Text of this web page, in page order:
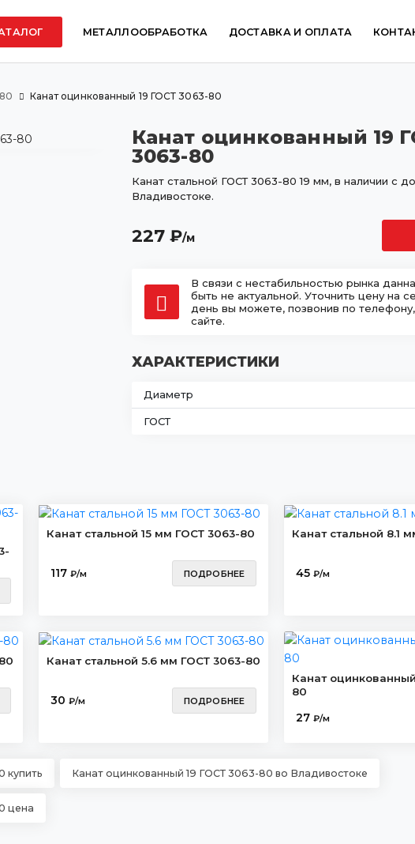
МЕТАЛЛООБРАБОТКА ДОСТАВКА И ОПЛАТА
Канат оцинкованный 19 ГОСТ 3063-80
Канат оцинкованный 19
3063-80
Канат стальной ГОСТ 3063-80 19 мм, в наличии с
Владивостоке.
227 ₽/м
В связи с нестабильностью рынка
быть не актуальной. Уточнить цену на
день вы можете, позвонив по телефону,
сайте.
ХАРАКТЕРИСТИКИ
Диаметр
ГОСТ
Канат стальной 15 мм ГОСТ 3063-80
117 ₽/м ПОДРОБНЕЕ
Канат стальной 8.1
45₽/м
Канат стальной 5.6 мм ГОСТ 3063-80
30 ₽/м ПОДРОБНЕЕ
Канат
80
27₽/м
купить Канат оцинкованный 19 ГОСТ 3063-80 во Владивостоке
цена